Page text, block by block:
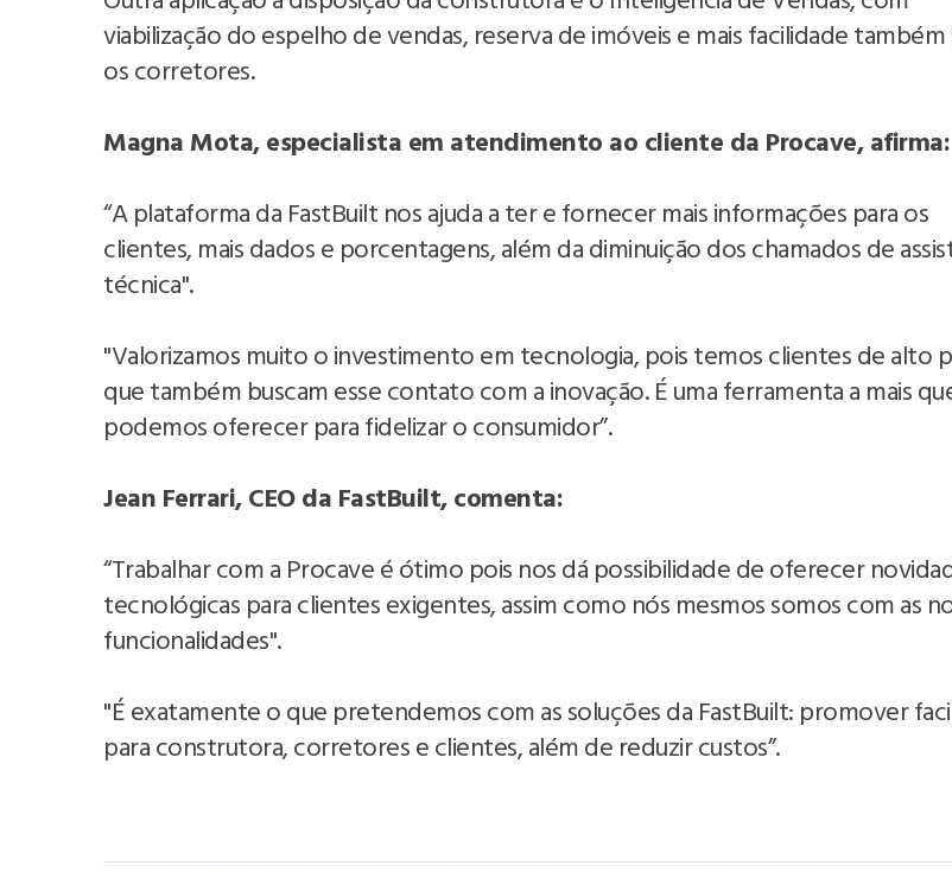
viabilização do espelho de vendas, reserva de imóveis e mais facilidade também
os corretores.
Magna Mota, especialista em atendimento ao cliente da Procave, afirma:
“A plataforma da FastBuilt nos ajuda a ter e fornecer mais informações para os
clientes, mais dados e porcentagens, além da diminuição dos chamados de
técnica".
"Valorizamos muito o investimento em tecnologia, pois temos clientes de alto
que também buscam esse contato com a inovação. É uma ferramenta a mais
podemos oferecer para fidelizar o consumidor”.
Jean Ferrari, CEO da FastBuilt, comenta:
“Trabalhar com a Procave é ótimo pois nos dá possibilidade de oferecer
tecnológicas para clientes exigentes, assim como nós mesmos somos com as
funcionalidades".
"É exatamente o que pretendemos com as soluções da FastBuilt: promover
para construtora, corretores e clientes, além de reduzir custos”.